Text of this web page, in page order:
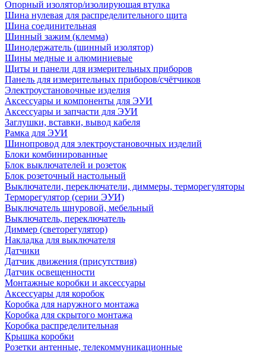
Опорный изолятор/изолирующая втулка
Шина нулевая для распределительного щита
Шина соединительная
Шинный зажим (клемма)
Шинодержатель (шинный изолятор)
Шины медные и алюминиевые
Щиты и панели для измерительных приборов
Панель для измерительных приборов/счётчиков
Электроустановочные изделия
Аксессуары и компоненты для ЭУИ
Аксессуары и запчасти для ЭУИ
Заглушки, вставки, вывод кабеля
Рамка для ЭУИ
Шинопровод для электроустановочных изделий
Блоки комбинированные
Блок выключателей и розеток
Блок розеточный настольный
Выключатели, переключатели, диммеры, терморегуляторы
Терморегулятор (серии ЭУИ)
Выключатель шнуровой, мебельный
Выключатель, переключатель
Диммер (светорегулятор)
Накладка для выключателя
Датчики
Датчик движения (присутствия)
Датчик освещенности
Монтажные коробки и аксессуары
Аксессуары для коробок
Коробка для наружного монтажа
Коробка для скрытого монтажа
Коробка распределительная
Крышка коробки
Розетки антенные, телекоммуникационные